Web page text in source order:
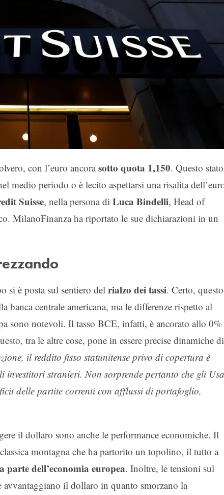
con l’euro ancorasotto quota 1,150. Questo stato
medio periodo o è lecito aspettarsi una risalita
Suisse, nella persona di Luca Bindelli, Head of
MilanoFinanza ha riportato le sue dichiarazioni in un
si è posta sul sentiero del rialzo dei tassi. Certo, questo
banca centrale americana, ma le differenze rispetto al
sono notevoli. Il tasso BCE, infatti, è ancorato allo 0%
tra le altre cose, pone in essere precise dinamiche di
il reddito fisso statunitense privo di copertura è
investitori stranieri. Non sorprende pertanto che gli Usa
delle partite correnti con afflussi di portafoglio,
il dollaro sono anche le performance economiche. Il
montagna che ha partorito un topolino, il tutto a
dell’economia europea. Inoltre, le tensioni sul
avvantaggiano il dollaro in quanto smorzano la